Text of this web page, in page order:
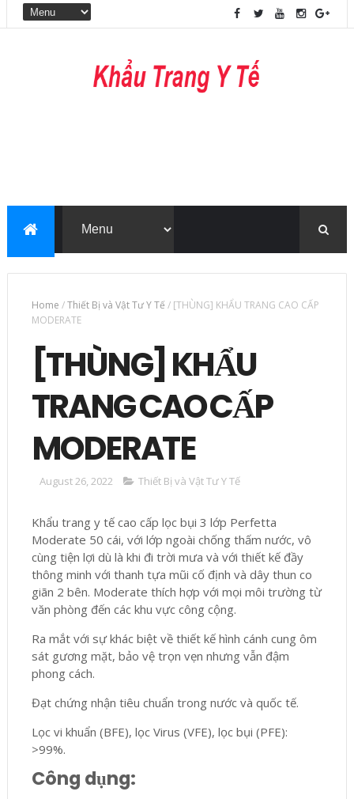
Home /Thiết Bị và Vật Tư Y Tế / [THÙNG] KHẨU TRANG CAO CẤP
MODERATE
[THÙNG] KHẨU
TRANG CAO CẤP
MODERATE
August 26, 2022 Thiết Bị và Vật Tư Y Tế
Khẩu trang y tế cao cấp lọc bụi 3 lớp Perfetta
Moderate 50 cái, với lớp ngoài chống thấm nước, vô
cùng tiện lợi dù là khi đi trời mưa và với thiết kế đầy
thông minh với thanh tựa mũi cố định và dây thun co
giãn 2 bên. Moderate thích hợp với mọi môi trường từ
văn phòng đến các khu vực công cộng.
Ra mắt với sự khác biệt về thiết kế hình cánh cung ôm
sát gương mặt, bảo vệ trọn vẹn nhưng vẫn đậm
phong cách.
Đạt chứng nhận tiêu chuẩn trong nước và quốc tế.
Lọc vi khuẩn (BFE), lọc Virus (VFE), lọc bụi (PFE):
>99%.
Công dụng: